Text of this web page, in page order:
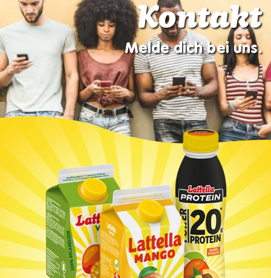
Über Lattella
Kontakt
Karriere
Kontakt
Melde dich bei uns.